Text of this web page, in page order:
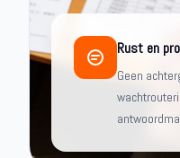
Rust en
Geen